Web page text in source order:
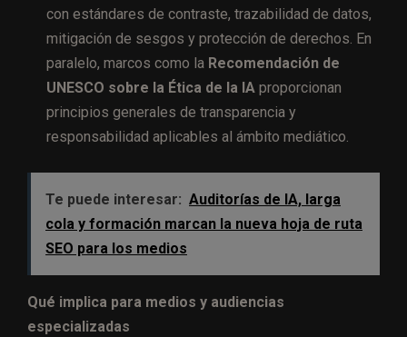
con estándares de contraste, trazabilidad de datos,
mitigación de sesgos y protección de derechos. En
paralelo, marcos como la Recomendación de
UNESCO sobre la Ética de la IA proporcionan
principios generales de transparencia y
responsabilidad aplicables al ámbito mediático.
Te puede interesar: Auditorías de IA, larga
cola y formación marcan la nueva hoja de ruta
SEO para los medios
Qué implica para medios y audiencias
especializadas